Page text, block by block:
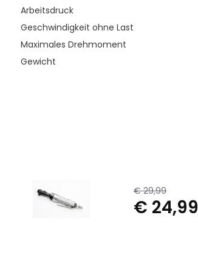
Arbeitsdruck
Geschwindigkeit ohne Last
Maximales Drehmoment
Gewicht
€ 29,99
€ 24,99